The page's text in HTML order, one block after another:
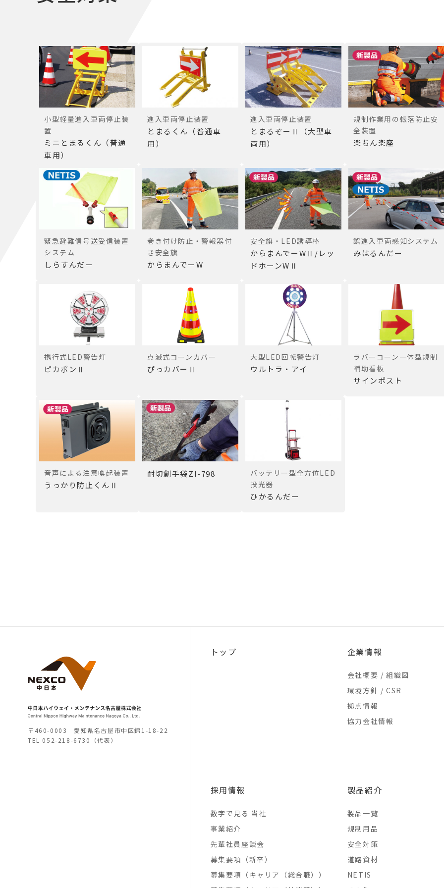
小型軽量進入車両停止装
置
ミニとまるくん（普通
車用）
進入車両停止装置
とまるくん（普通車
用）
進入車両停止装置
とまるぞーⅡ（大型車
両用）
規制作業用の転落防止安
全装置
楽ちん楽座
緊急避難信号送受信装置
システム
しらすんだー
巻き付け防止・警報器付
き安全旗
からまんでーW
安全旗・LED誘導棒
からまんでーWⅡ/レッ
ドホーンWⅡ
誤進入車両感知システム
みはるんだー
携行式LED警告灯
ピカポンⅡ
点滅式コーンカバー
ぴっカバーⅡ
大型LED回転警告灯
ウルトラ・アイ
ラバーコーン一体型規制
補助看板
サインポスト
音声による注意喚起装置
うっかり防止くんⅡ
耐切創手袋ZI-798
バッテリー型全方位LED
投光器
ひかるんだー
〒460-0003 愛知県名古屋市中区錦1-18-22
TEL 052-218-6730（代表）
トップ 企業情報
会社概要 / 組織図
環境方針 / CSR
拠点情報
協力会社情報
採用情報
数字で見る 当社
事業紹介
先輩社員座談会
募集要項（新卒）
募集要項（キャリア（総合職））
製品紹介
製品一覧
規制用品
安全対策
道路資材
NETIS